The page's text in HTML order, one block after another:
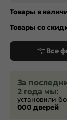
Товары в
Товары со
Все
За
2 года мы:
установили
000 дверей